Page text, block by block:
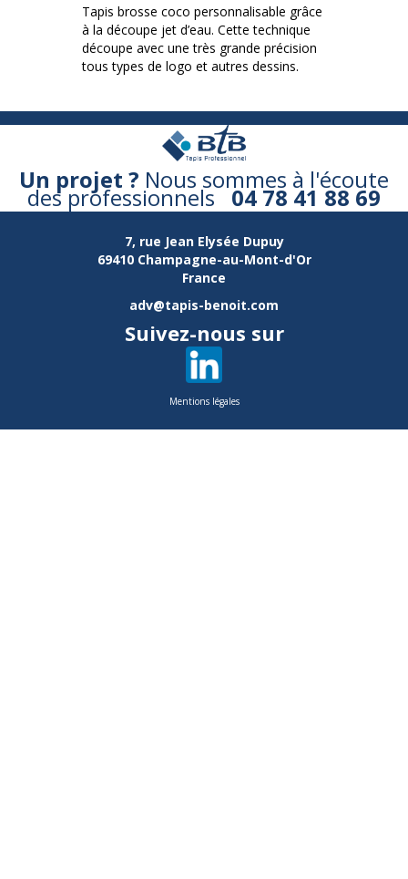
Tapis brosse coco personnalisable grâce
à la découpe jet d’eau. Cette technique
découpe avec une très grande précision
tous types de logo et autres dessins.
Un projet ? Nous sommes à l'écoute
des professionnels04 78 41 88 69
7, rue Jean Elysée Dupuy
69410 Champagne-au-Mont-d'Or
France
adv@tapis-benoit.com
Suivez-nous sur
Mentions légales